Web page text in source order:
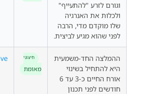
וגורם לזרע "להתעייף"
ולכלות את האנרגיה
שלו מוקדם מדי, הרבה
לפני שהוא מגיע לביצית.
ההמלצה החד-משמעית
היא להתחיל בשינוי
אורח החיים כ-3 עד 6
חודשים לפני תכנון
חִיצוֹנִי
מאומת